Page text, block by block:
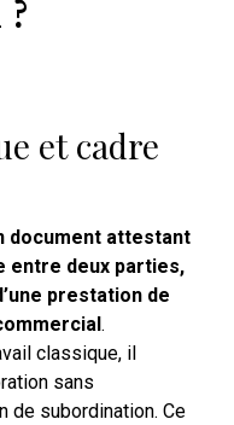
et cadre
document attestant
entre deux parties,
prestation de
.
classique, il
sans
de subordination. Ce